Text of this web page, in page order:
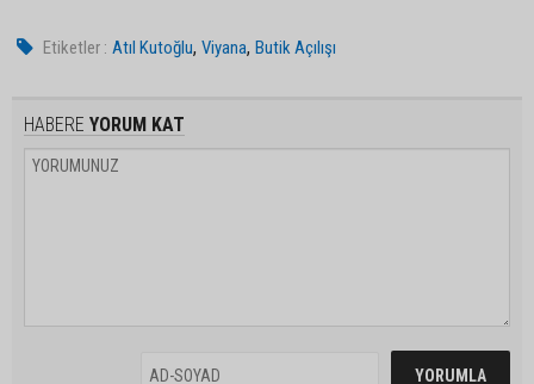
Etiketler : Atıl Kutoğlu,Viyana,Butik Açılışı
HABERE YORUM KAT